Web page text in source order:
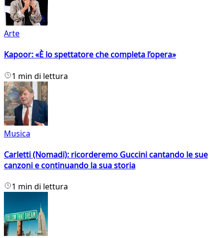
Arte
Kapoor: «È lo spettatore che completa l’opera»
1 min di lettura
Musica
Carletti (Nomadi): ricorderemo Guccini cantando le sue
canzoni e continuando la sua storia
1 min di lettura